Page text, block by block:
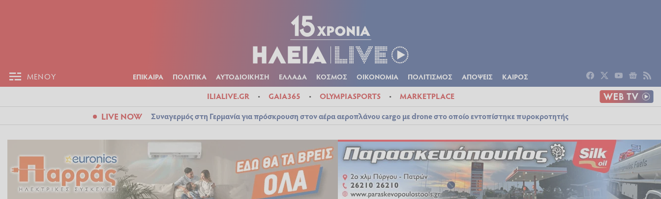
ΜΕΝΟΥ ΕΠΙΚΑΙΡΑ ΠΟΛΙΤΙΚΑ ΑΥΤΟΔΙΟΙΚΗΣΗ ΕΛΛΑΔΑ ΚΟΣΜΟΣ ΟΙΚΟΝΟΜΙΑ ΠΟΛΙΤΙΣΜΟΣ ΑΠΟΨΕΙΣ ΚΑΙΡΟΣ
ILIALIVE.GR GAIA365 OLYMPIASPORTS MARKETPLACE
LIVE NOW Συναγερμός στη Γερμανία για πρόσκρουση στον αέρα αεροπλάνου cargo με drone στο οποίο εντοπίστηκε πυροκροτητής